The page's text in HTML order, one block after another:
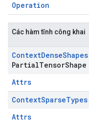
Operation
Các hàm tĩnh công khai
ContextDenseShapes
PartialTensor
Attrs
ContextSparseTypes
Attrs